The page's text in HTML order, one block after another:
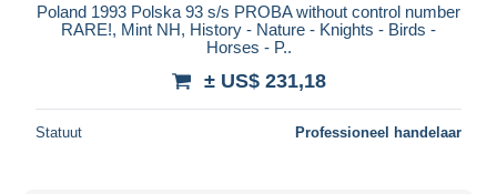
Poland 1993 Polska 93 s/s PROBA without control number
RARE!, Mint NH, History - Nature - Knights - Birds -
Horses - P..
± US$ 231,18
Statuut Professioneel handelaar